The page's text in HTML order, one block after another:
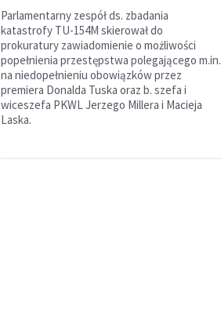
Parlamentarny zespół ds. zbadania
katastrofy TU-154M skierował do
prokuratury zawiadomienie o możliwości
popełnienia przestępstwa polegającego m.in.
na niedopełnieniu obowiązków przez
premiera Donalda Tuska oraz b. szefa i
wiceszefa PKWL Jerzego Millera i Macieja
Laska.